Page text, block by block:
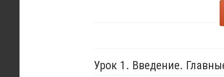
Урок 1. Введение.